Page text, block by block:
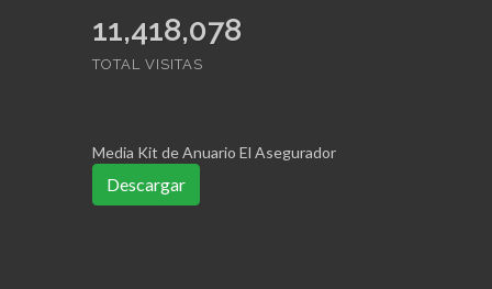
11,418,078
TOTAL VISITAS
Media Kit de Anuario El Asegurador
Descargar